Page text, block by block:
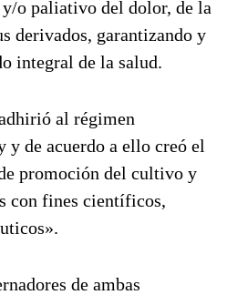
o paliativo del dolor, de la
derivados, garantizando y
integral de la salud.
al régimen
y de acuerdo a ello creó el
promoción del cultivo y
con fines científicos,
de ambas